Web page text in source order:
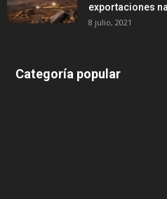
exportaciones
8 julio, 2021
Categoría popular